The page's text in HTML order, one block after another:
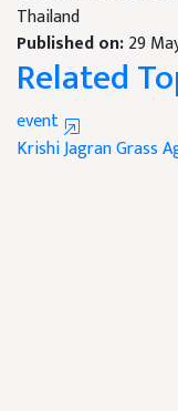
Thailand
Published on:29
Related
event
Krishi JagranGrass